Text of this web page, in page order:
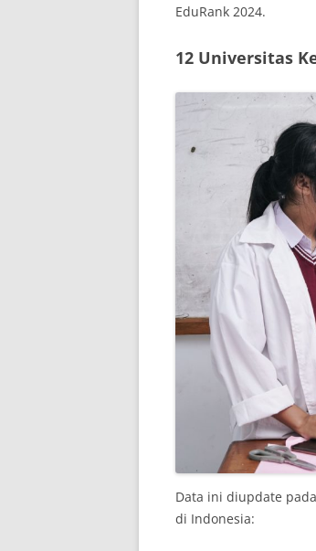
EduRank 2024.
12 Universitas
Data ini diupdate
di Indonesia: